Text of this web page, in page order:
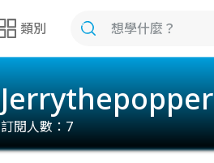
類別
Jerrythepopper
訂閱人數：7